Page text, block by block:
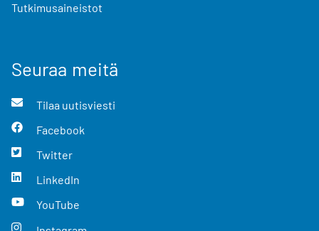
Tutkimusaineistot
Seuraa meitä
Tilaa uutisviesti
Facebook
Twitter
LinkedIn
YouTube